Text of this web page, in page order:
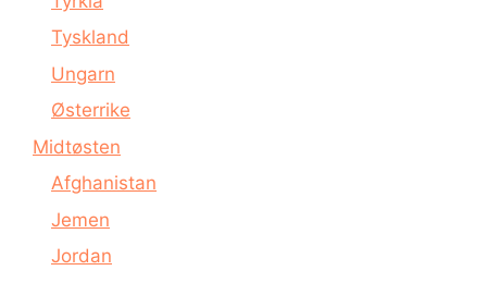
Tyskland
Ungarn
Østerrike
Midtøsten
Afghanistan
Jemen
Jordan